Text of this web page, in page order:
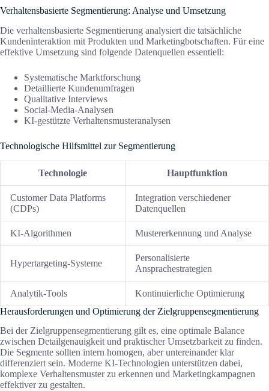
Verhaltensbasierte Segmentierung: Analyse und Umsetzung
Die verhaltensbasierte Segmentierung analysiert die tatsächliche
Kundeninteraktion mit Produkten und Marketingbotschaften. Für eine
effektive Umsetzung sind folgende Datenquellen essentiell:
Systematische Marktforschung
Detaillierte Kundenumfragen
Qualitative Interviews
Social-Media-Analysen
KI-gestützte Verhaltensmusteranalysen
Technologische Hilfsmittel zur Segmentierung
Technologie Hauptfunktion
Customer Data Platforms
(CDPs)
Integration verschiedener
Datenquellen
KI-Algorithmen Mustererkennung und Analyse
Hypertargeting-Systeme
Personalisierte
Ansprachestrategien
Analytik-Tools
Kontinuierliche Optimierung
Herausforderungen und Optimierung der Zielgruppensegmentierung
Bei der Zielgruppensegmentierung gilt es, eine optimale Balance
zwischen Detailgenauigkeit und praktischer Umsetzbarkeit zu finden.
Die Segmente sollten intern homogen, aber untereinander klar
differenziert sein. Moderne KI-Technologien unterstützen dabei,
komplexe Verhaltensmuster zu erkennen und Marketingkampagnen
effektiver zu gestalten.